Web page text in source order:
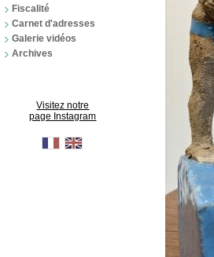
Fiscalité
Carnet d'adresses
Galerie vidéos
Archives
Visitez notre
page Instagram